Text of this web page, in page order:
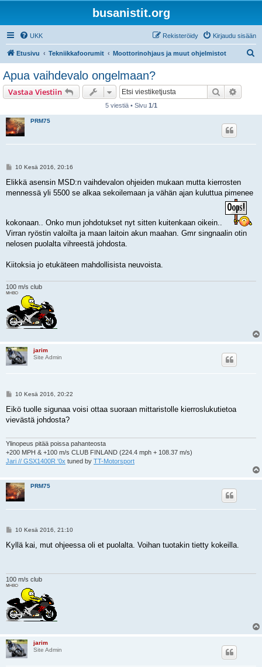
busanistit.org
UKK Kirjaudu sisään
Rekisteröidy
Etusivu Tekniikkafoorumit Moottorinohjaus ja muut ohjelmistot
Apua vaihdevalo ongelmaan?
Vastaa Viestiin Etsi
5 viestiä • Sivu 1/1
PRM75
V
e
t
10 Kesä 2016, 20:16
Elikkä asensin MSD:n vaihdevalon ohjeiden mukaan mutta kierrosten
mennessä yli 5500 se alkaa sekoilemaan ja vähän ajan kuluttua pimenee
kokonaan.. Onko mun johdotukset nyt sitten kuitenkaan oikein..
Virran ryöstin valoilta ja maan laitoin akun maahan. Gmr singnaalin otin
nelosen puolalta vihreestä johdosta.
Kiitoksia jo etukäteen mahdollisista neuvoista.
100 m/s club
jarim
Site Admin
V
e
t
10 Kesä 2016, 20:22
Eikö tuolle sigunaa voisi ottaa suoraan mittaristolle kierroslukutietoa
vievästä johdosta?
Ylinopeus pitää poissa pahanteosta
+200 MPH & +100 m/s CLUB FINLAND (224.4 mph + 108.37 m/s)
Jari // GSX1400R '0x tuned by TT-Motorsport
PRM75
V
e
s
10 Kesä 2016, 21:10
Kyllä kai, mut ohjeessa oli et puolalta. Voihan tuotakin tietty kokeilla.
100 m/s club
jarim
Site Admin